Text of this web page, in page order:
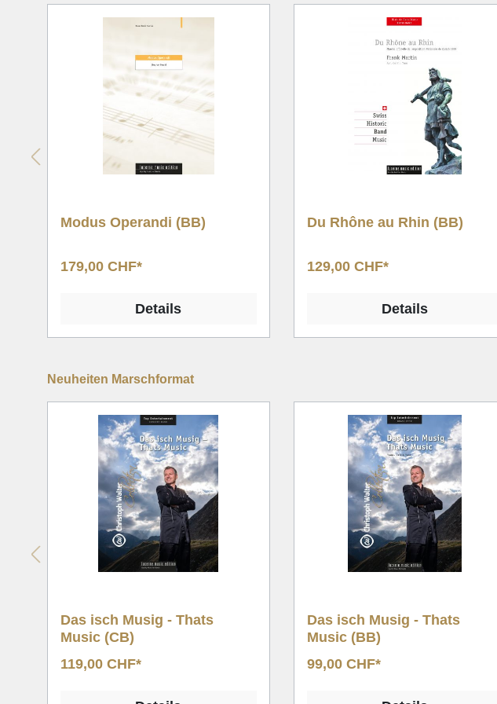
Du Rhône au Rhin (BB)
129,00 CHF*
Details
Festmusik der Stadt Wien
179,00 CHF*
Details
Neuheiten Marschformat
Das isch Musig - Thats
Music (BB)
99,00 CHF*
Goodbye Gentleman (BB)
109,00 CHF*